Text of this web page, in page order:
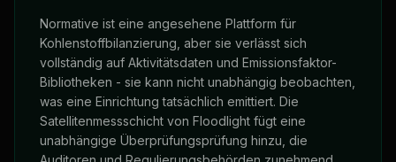
Normative ist eine angesehene Plattform für
Kohlenstoffbilanzierung, aber sie verlässt sich
vollständig auf Aktivitätsdaten und Emissionsfaktor-
Bibliotheken - sie kann nicht unabhängig beobachten,
was eine Einrichtung tatsächlich emittiert. Die
Satellitenmessschicht von Floodlight fügt eine
unabhängige Überprüfungsprüfung hinzu, die